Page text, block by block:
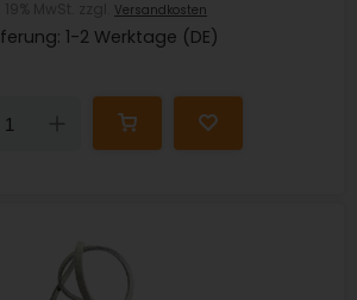
Versandkosten
1-2 Werktage (DE)
Down